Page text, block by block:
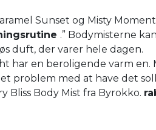
Sunset og Misty
.” Bodymisterne
duft, der varer hele dagen.
har en beroligende varm
problem med at have det
Bliss Body Mist fra Byrokko.